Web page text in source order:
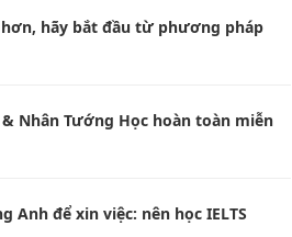
hãy bắt đầu từ phương pháp
Nhân Tướng Học hoàn toàn miễn
Anh để xin việc: nên học IELTS